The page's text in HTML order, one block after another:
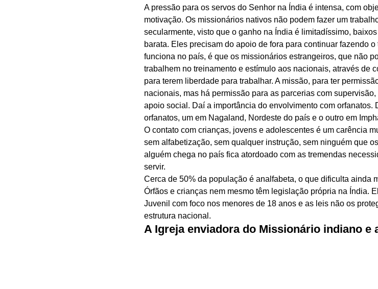
A pressão para os servos do Senhor na Índia é intensa, com
motivação. Os missionários nativos não podem fazer um
secularmente, visto que o ganho na Índia é limitadíssimo,
barata. Eles precisam do apoio de fora para continuar fazendo
funciona no país, é que os missionários estrangeiros, que não
trabalhem no treinamento e estímulo aos nacionais, através de
para terem liberdade para trabalhar. A missão, para ter
nacionais, mas há permissão para as parcerias com
apoio social. Daí a importância do envolvimento com orfanatos.
orfanatos, um em Nagaland, Nordeste do país e o outro em
O contato com crianças, jovens e adolescentes é um carência
sem alfabetização, sem qualquer instrução, sem ninguém que
alguém chega no país fica atordoado com as tremendas
servir.
Cerca de 50% da população é analfabeta, o que dificulta ainda
Órfãos e crianças nem mesmo têm legislação própria na Índia.
Juvenil com foco nos menores de 18 anos e as leis não os
estrutura nacional.
A Igreja enviadora do Missionário indiano e